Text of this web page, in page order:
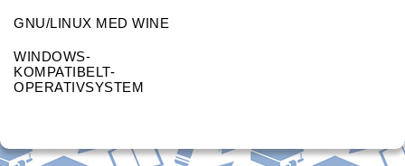
GNU/LINUX MED WINE
WINDOWS-
KOMPATIBELT-
OPERATIVSYSTEM